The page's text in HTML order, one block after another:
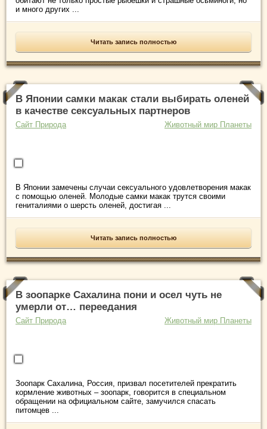
и много других ...
Читать запись полностью
В Японии самки макак стали выбирать оленей
в качестве сексуальных партнеров
Сайт Природа Животный мир Планеты
В Японии замечены случаи сексуального удовлетворения макак
с помощью оленей. Молодые самки макак трутся своими
гениталиями о шерсть оленей, достигая ...
Читать запись полностью
В зоопарке Сахалина пони и осел чуть не
умерли от… переедания
Сайт Природа Животный мир Планеты
Зоопарк Сахалина, Россия, призвал посетителей прекратить
кормление животных – зоопарк, говорится в специальном
обращении на официальном сайте, замучился спасать
питомцев ...